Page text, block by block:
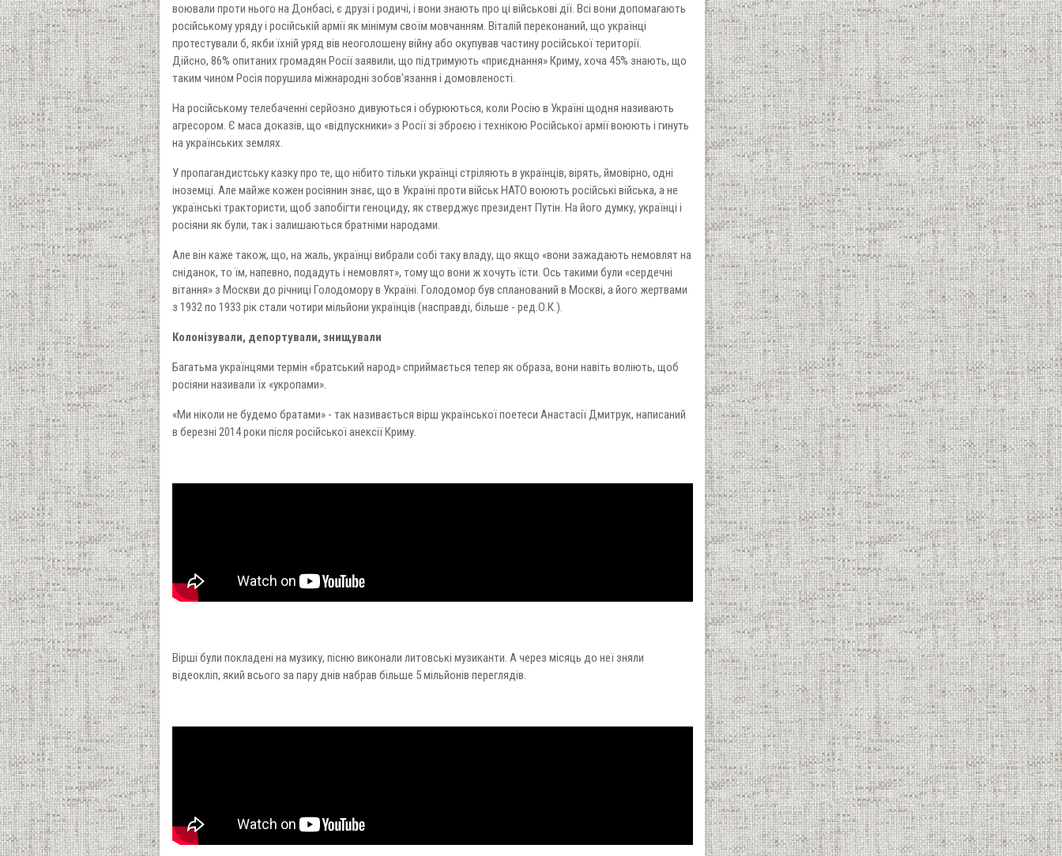
воювали проти нього на Донбасі, є друзі і родичі, і вони знають про ці військові дії. Всі вони допомагають
російському уряду і російській армії як мінімум своїм мовчанням. Віталій переконаний, що українці
протестували б, якби їхній уряд вів неоголошену війну або окупував частину російської території.
Дійсно, 86% опитаних громадян Росії заявили, що підтримують «приєднання» Криму, хоча 45% знають, що
таким чином Росія порушила міжнародні зобов'язання і домовленості.
На російському телебаченні серйозно дивуються і обурюються, коли Росію в Україні щодня називають
агресором. Є маса доказів, що «відпускники» з Росії зі зброєю і технікою Російської армії воюють і гинуть
на українських землях.
У пропагандистську казку про те, що нібито тільки українці стріляють в українців, вірять, ймовірно, одні
іноземці. Але майже кожен росіянин знає, що в Україні проти військ НАТО воюють російські війська, а не
українські трактористи, щоб запобігти геноциду, як стверджує президент Путін. На його думку, українці і
росіяни як були, так і залишаються братніми народами.
Але він каже також, що, на жаль, українці вибрали собі таку владу, що якщо «вони зажадають немовлят на
сніданок, то їм, напевно, подадуть і немовлят», тому що вони ж хочуть їсти. Ось такими були «сердечні
вітання» з Москви до річниці Голодомору в Україні. Голодомор був спланований в Москві, а його жертвами
з 1932 по 1933 рік стали чотири мільйони українців (насправді, більше - ред.О.К.).
Колонізували, депортували, знищували
Багатьма українцями термін «братський народ» сприймається тепер як образа, вони навіть воліють, щоб
росіяни називали їх «укропами».
«Ми ніколи не будемо братами» - так називається вірш української поетеси Анастасії Дмитрук, написаний
в березні 2014 роки після російської анексії Криму.
Вірші були покладені на музику, пісню виконали литовські музиканти. А через місяць до неї зняли
відеокліп, який всього за пару днів набрав більше 5 мільйонів переглядів.